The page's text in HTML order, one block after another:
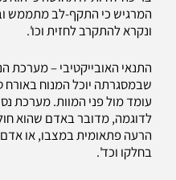
המרגיש כי התקף-לב מתממש
ונקרא להתקרב לחזית וכו'.
התנאי האובייקטיבי – מערכת
שבמסגרתה יוכל המנוח
עומד מול פני המוות. מערכת
לדוגמה, מדובר באדם שהוא
הרעה פתאומית במצבו, או
בחלקו וכד'.